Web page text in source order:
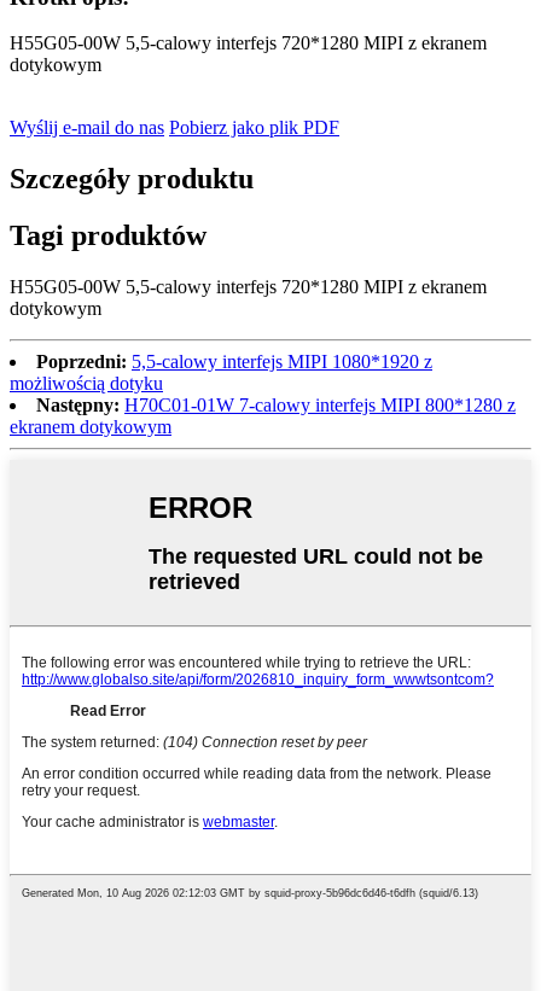
H55G05-00W 5,5-calowy interfejs 720*1280 MIPI z ekranem
dotykowym
Wyślij e-mail do nas Pobierz jako plik PDF
Szczegóły produktu
Tagi produktów
H55G05-00W 5,5-calowy interfejs 720*1280 MIPI z ekranem
dotykowym
Poprzedni: 5,5-calowy interfejs MIPI 1080*1920 z
możliwością dotyku
Następny: H70C01-01W 7-calowy interfejs MIPI 800*1280 z
ekranem dotykowym